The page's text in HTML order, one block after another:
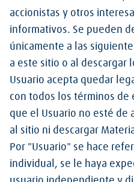
accionistas y otros
informativos. Se pueden
únicamente a las
a este sitio o al descargar
Usuario acepta quedar
con todos los términos de
que el Usuario no esté de
al sitio ni descargar
Por "Usuario" se hace
individual, se le haya